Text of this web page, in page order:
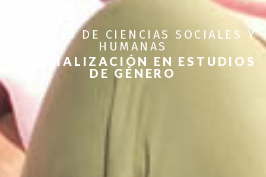
INSITUTO DE CIENCIAS SOCIALES Y
HUMANAS
ESPECIALIZACIÓN EN ESTUDIOS
DE GÉNERO